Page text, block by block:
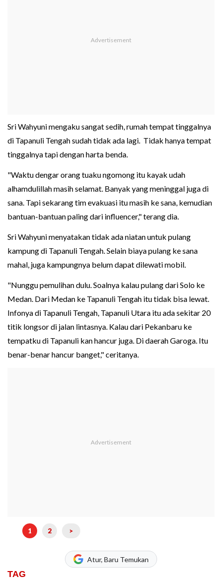
Sri Wahyuni mengaku sangat sedih, rumah tempat tinggalnya
di Tapanuli Tengah sudah tidak ada lagi. Tidak hanya tempat
tinggalnya tapi dengan harta benda.
"Waktu dengar orang tuaku ngomong itu kayak udah
alhamdulillah masih selamat. Banyak yang meninggal juga di
sana. Tapi sekarang tim evakuasi itu masih ke sana, kemudian
bantuan-bantuan paling dari influencer," terang dia.
Sri Wahyuni menyatakan tidak ada niatan untuk pulang
kampung di Tapanuli Tengah. Selain biaya pulang ke sana
mahal, juga kampungnya belum dapat dilewati mobil.
"Nunggu pemulihan dulu. Soalnya kalau pulang dari Solo ke
Medan. Dari Medan ke Tapanuli Tengah itu tidak bisa lewat.
Infonya di Tapanuli Tengah, Tapanuli Utara itu ada sekitar 20
titik longsor di jalan lintasnya. Kalau dari Pekanbaru ke
tempatku di Tapanuli kan hancur juga. Di daerah Garoga. Itu
benar-benar hancur banget," ceritanya.
1 2 >
Atur, Baru Temukan
TAG